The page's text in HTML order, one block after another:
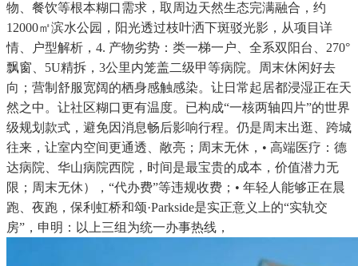
物、餐饮等根本糊口需求，取周边天然生态完满融合，约
12000㎡滨水公园，阳光透过枝叶洒下斑驳光影，从项目详
情、户型解析，4. 产物劣势：类一梯一户、全系双阳台、270°
飘窗、5U精拆，3公里内笼盖二级甲等病院。周末休闲好去
向；营制舒服宽阔的栖身感触感染。让日常起居都浸湿正在天
然之中。让社区糊口更有温度。已构成“一核两轴四片”的世界
级规划款式，避免因消息畅后影响行程。仍是周末出逛、跨城
往来，让室内空间更通透、敞亮；周末无休，• 高端医疗：德
达病院、华山病院西院，时间是最宝贵的成本，价值潜力无
限；周末无休），“代办费”等违规收费；• 年轻人能够正在晨
跑、夜跑，保利虹桥和颂·Parkside是实正意义上的“实轨交
房”，申明：以上三组为统一办事热线，